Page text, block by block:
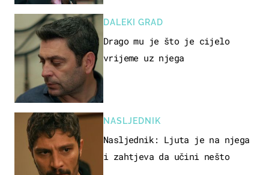
DALEKI GRAD
Drago mu je što je cijelo
vrijeme uz njega
NASLJEDNIK
Nasljednik: Ljuta je na njega
i zahtjeva da učini nešto